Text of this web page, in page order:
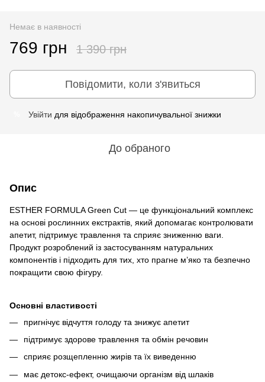
Немає в наявності
769 грн 1 390 грн
Повідомити, коли з'явиться
Увійти для відображення накопичувальної знижки
До обраного
Опис
ESTHER FORMULA Green Cut — це функціональний комплекс
на основі рослинних екстрактів, який допомагає контролювати
апетит, підтримує травлення та сприяє зниженню ваги.
Продукт розроблений із застосуванням натуральних
компонентів і підходить для тих, хто прагне м’яко та безпечно
покращити свою фігуру.
Основні властивості
пригнічує відчуття голоду та знижує апетит
підтримує здорове травлення та обмін речовин
сприяє розщепленню жирів та їх виведенню
має детокс-ефект, очищаючи організм від шлаків